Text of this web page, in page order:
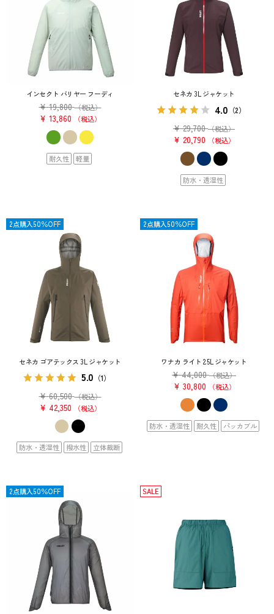
インセクト バリヤー フーディ
¥ 19,800 （税込）
¥ 13,860 税込
耐久性 軽量
セネカ 3L ジャケット
4.0 （2）
¥ 29,700 （税込）
¥ 20,790 税込
防水・透湿性
セネカ ゴアテックス 3L ジャケット
5.0 （1）
¥ 60,500 （税込）
¥ 42,350 税込
SALE
防水・透湿性 撥水性 立体裁断
2点購入50％OFF
ワナカ ライト 2.5L ジャケット
¥ 44,000 （税込）
¥ 30,800 税込
SALE
防水・透湿性 耐久性 パッカブル
2点購入50％OFF
SALE
2点購入50％OFF SALE